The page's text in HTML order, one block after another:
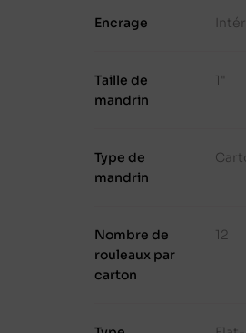
Encrage
Taille de
mandrin
1"
Type de
mandrin
Nombre de
rouleaux par
carton
12